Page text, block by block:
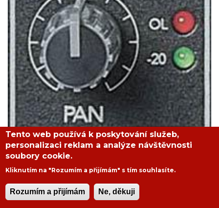
Tento web používá k poskytování služeb,
personalizaci reklam a analýze návštěvnosti
soubory cookie.
Kliknutím na "Rozumím a přijímám" s tím souhlasíte.
Rozumím a přijímám Ne, děkuji